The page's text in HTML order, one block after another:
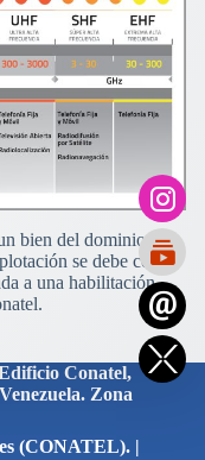
bien del dominio
se debe contar
a una habilitación
Conatel,
Zona
(CONATEL). |